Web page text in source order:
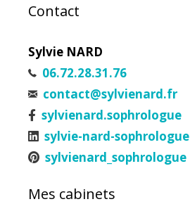
Contact
Sylvie NARD
06.72.28.31.76
contact@sylvienard.fr
sylvienard.sophrologue
sylvie-nard-sophrologue
sylvienard_sophrologue
Mes cabinets